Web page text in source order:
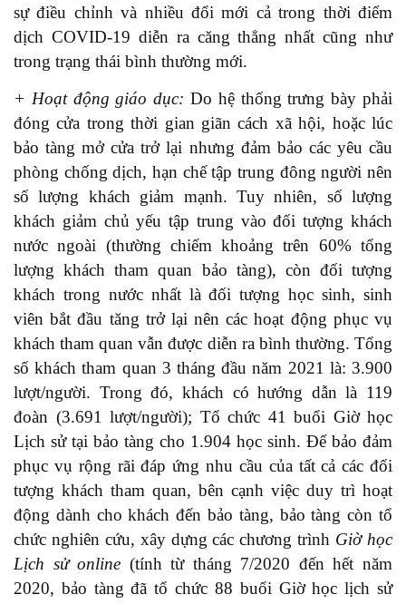
sự điều chỉnh và nhiều đổi mới cả trong thời điểm
dịch COVID-19 diễn ra căng thẳng nhất cũng như
trong trạng thái bình thường mới.
+ Hoạt động giáo dục: Do hệ thống trưng bày phải
đóng cửa trong thời gian giãn cách xã hội, hoặc lúc
bảo tàng mở cửa trở lại nhưng đảm bảo các yêu cầu
phòng chống dịch, hạn chế tập trung đông người nên
số lượng khách giảm mạnh. Tuy nhiên, số lượng
khách giảm chủ yếu tập trung vào đối tượng khách
nước ngoài (thường chiếm khoảng trên 60% tổng
lượng khách tham quan bảo tàng), còn đối tượng
khách trong nước nhất là đối tượng học sinh, sinh
viên bắt đầu tăng trở lại nên các hoạt động phục vụ
khách tham quan vẫn được diễn ra bình thường. Tổng
số khách tham quan 3 tháng đầu năm 2021 là: 3.900
lượt/người. Trong đó, khách có hướng dẫn là 119
đoàn (3.691 lượt/người); Tổ chức 41 buổi Giờ học
Lịch sử tại bảo tàng cho 1.904 học sinh. Để bảo đảm
phục vụ rộng rãi đáp ứng nhu cầu của tất cả các đối
tượng khách tham quan, bên cạnh việc duy trì hoạt
động dành cho khách đến bảo tàng, bảo tàng còn tổ
chức nghiên cứu, xây dựng các chương trình Giờ học
Lịch sử online (tính từ tháng 7/2020 đến hết năm
2020, bảo tàng đã tổ chức 88 buổi Giờ học lịch sử